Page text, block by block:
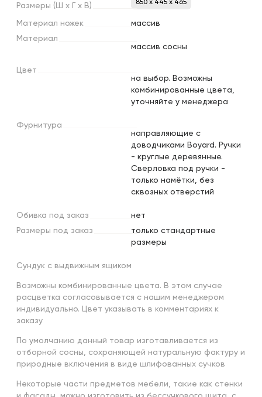
Размеры (Ш х х В) 850 x 445 x 465
Материал ножек
массив
Материал
массив сосны
Цвет
на выбор. Возможны
комбинированные цвета,
уточняйте у менеджера
Фурнитура
направляющие с
доводчиками Boyard. Ручки
- круглые деревянные.
Сверловка под ручки -
только намётки, без
сквозных отверстий
Обивка под заказ
нет
Размеры под заказ
только стандартные
размеры
Сундук с выдвижным ящиком
Возможны комбинированные цвета. В этом случае
расцветка согласовывается с нашим менеджером
индивидуально. Цвет указывать в комментариях к
заказу
По умолчанию данный товар изготавливается из
отборной сосны, сохраняющей натуральную фактуру и
природные включения в виде шлифованных сучков
Некоторые части предметов мебели, такие как стенки